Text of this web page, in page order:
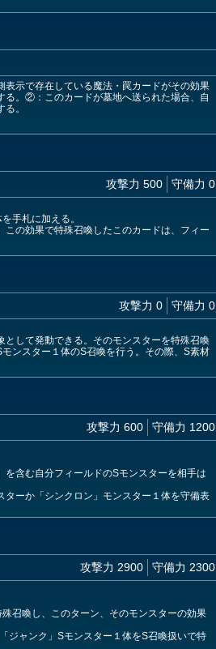
示で存在している魔法・罠カードがその効果
る。②：このカードが墓地へ送られた場合、自
。
攻撃力 500 守備力 0
手札に加える。
の効果で特殊召喚したこのカードは、フィー
攻撃力 0 守備力 0
して発動できる。そのモンスターを特殊召喚
ンスター１体のS召喚を行う。その際、S素材
攻撃力 600 守備力 1200
含む自分フィールドのSモンスターを相手は
ーか「シンクロン」モンスター１体を守備表
攻撃力 2900 守備力 2300
召喚し、このターン、そのモンスターの効果
ジャンク」Sモンスター１体をS召喚扱いで特